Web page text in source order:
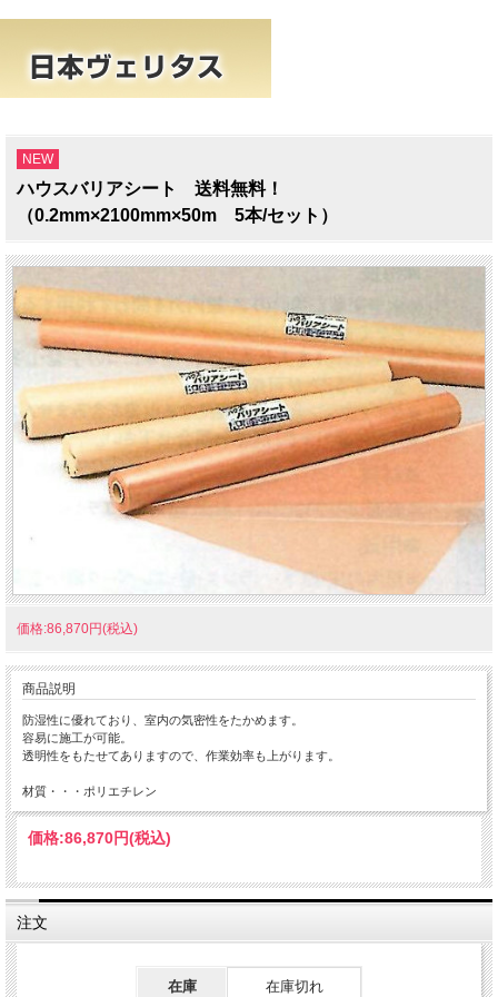
NEW
ハウスバリアシート 送料無料！
（0.2mm×2100mm×50m 5本/セット）
価格:86,870円(税込)
商品説明
防湿性に優れており、室内の気密性をたかめます。
容易に施工が可能。
透明性をもたせてありますので、作業効率も上がります。
材質・・・ポリエチレン
価格:86,870円(税込)
注文
在庫 在庫切れ